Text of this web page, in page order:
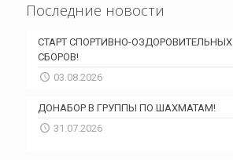
Последние новости
СТАРТ СПОРТИВНО-ОЗДОРОВИТЕЛЬНЫХ
СБОРОВ!
03.08.2026
ДОНАБОР В ГРУППЫ ПО ШАХМАТАМ!
31.07.2026